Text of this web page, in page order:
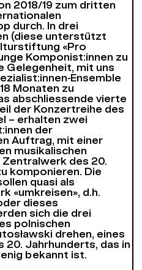
2018/19 zum dritten
durch. In drei
(diese unterstützt
«Pro
Komponist:innen zu
Gelegenheit, mit uns
Ensemble
Monaten zu
abschliessende vierte
der Konzertreihe des
– erhalten zwei
der
Auftrag, mit einer
musikalischen
Zentralwerk des 20.
komponieren. Die
quasi als
«umkreisen», d.h.
dieses
sich die drei
polnischen
drehen, eines
20. Jahrhunderts, das in
bekannt ist.